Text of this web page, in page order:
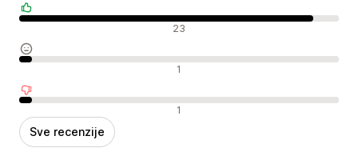
Pozitivne recenzije 23
Neutralne recenzije 1
Negativne recenzije 1
Sve recenzije